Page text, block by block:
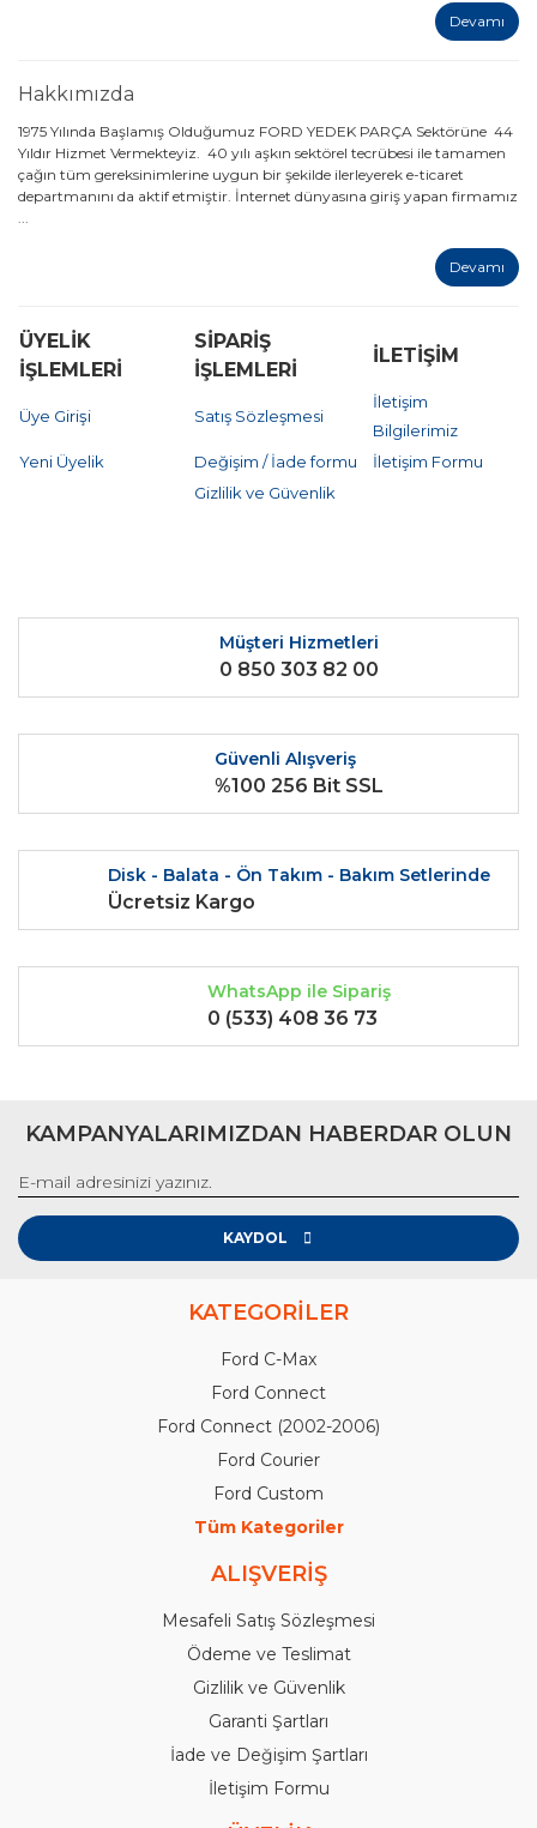
Devamı
Hakkımızda
1975 Yılında Başlamış Olduğumuz FORD YEDEK PARÇA Sektörüne 44
Yıldır Hizmet Vermekteyiz. 40 yılı aşkın sektörel tecrübesi ile tamamen
çağın tüm gereksinimlerine uygun bir şekilde ilerleyerek e-ticaret
departmanını da aktif etmiştir. İnternet dünyasına giriş yapan firmamız
...
Devamı
ÜYELİK
İŞLEMLERİ
SİPARİŞ
İŞLEMLERİ
İLETİŞİM
Üye Girişi Satış Sözleşmesi
İletişim
Bilgilerimiz
Yeni Üyelik
Değişim / İade formu
İletişim Formu
Gizlilik ve Güvenlik
Müşteri Hizmetleri
0 850 303 82 00
Güvenli Alışveriş
%100 256 Bit SSL
Disk - Balata - Ön Takım - Bakım Setlerinde
Ücretsiz Kargo
WhatsApp ile Sipariş
0 (533) 408 36 73
KAMPANYALARIMIZDAN HABERDAR OLUN
KAYDOL
KATEGORİLER
Ford C-Max
Ford Connect
Ford Connect (2002-2006)
Ford Courier
Ford Custom
Tüm Kategoriler
ALIŞVERİŞ
Mesafeli Satış Sözleşmesi
Ödeme ve Teslimat
Gizlilik ve Güvenlik
Garanti Şartları
İade ve Değişim Şartları
İletişim Formu